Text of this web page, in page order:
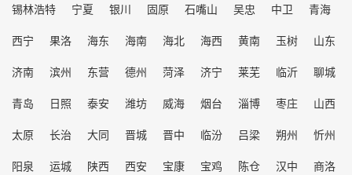
锡林浩特
宁夏 银川 固原 石嘴山 吴忠 中卫
青海
西宁
果洛 海东 海南 海北 海西 黄南 玉树
山东
济南
滨州 东营 德州 菏泽 济宁 莱芜 临沂
聊城
青岛
日照 泰安 潍坊 威海 烟台 淄博 枣庄
山西
太原
长治 大同 晋城 晋中 临汾 吕梁 朔州
忻州
阳泉
运城 陕西 西安 宝康 宝鸡 陈仓 汉中
商洛